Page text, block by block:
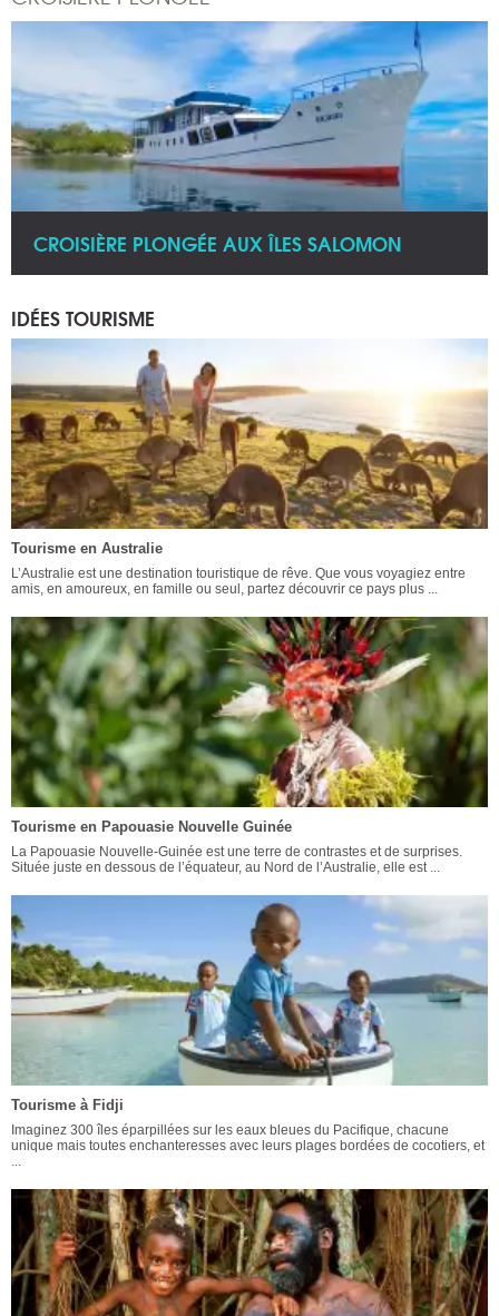
CROISIÈRE PLONGÉE AUX ÎLES SALOMON
IDÉES TOURISME
Tourisme en Australie
L’Australie est une destination touristique de rêve. Que vous voyagiez entre
amis, en amoureux, en famille ou seul, partez découvrir ce pays plus ...
Tourisme en Papouasie Nouvelle Guinée
La Papouasie Nouvelle-Guinée est une terre de contrastes et de surprises.
Située juste en dessous de l’équateur, au Nord de l’Australie, elle est ...
Tourisme à Fidji
Imaginez 300 îles éparpillées sur les eaux bleues du Pacifique, chacune
unique mais toutes enchanteresses avec leurs plages bordées de cocotiers, et
...